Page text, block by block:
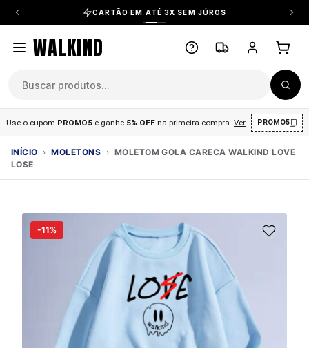
CARTÃO EM ATÉ 3X SEM JÚROS
WALKIND
Use o cupom PROMO5 e ganhe 5% OFF na primeira compra Ver condições .
PROMO5
INÍCIO › MOLETONS › MOLETOM GOLA CARECA WALKIND LOVE
LOSE
-11%